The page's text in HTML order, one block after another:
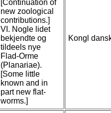
[Continuation of
new zoological
contributions.]
VI. Nogle lidet
bekjendte og
tildeels nye
Flad-Orme
(Planariae).
[Some little
known and in
part new flat-
worms.]
Kongl